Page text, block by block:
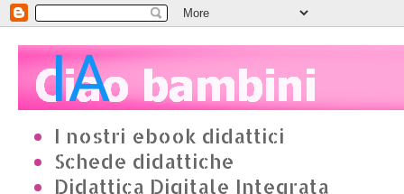
I nostri ebook didattici
Schede didattiche
Didattica Digitale Integrata